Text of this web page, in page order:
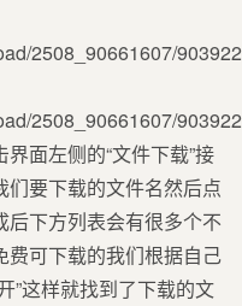
2508_90661607/
2508_90661607/
面左侧的“文件下载”接
要下载的文件名然后点
下方列表会有很多个不
费可下载的我们根据自己
”这样就找到了下载的文